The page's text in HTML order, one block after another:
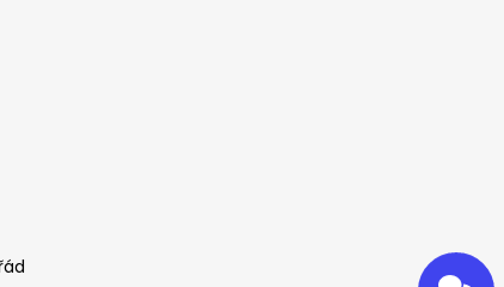
Odeslat